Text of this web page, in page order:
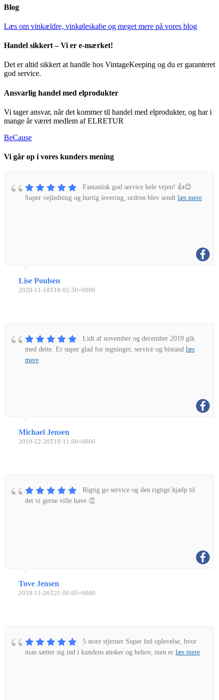
Blog
Læs om vinkældre, vinkøleskabe og meget mere på vores blog
Handel sikkert – Vi er e-mærket!
Det er altid sikkert at handle hos VintageKeeping og du er garanteret
god service.
Ansvarlig handel med elprodukter
Vi tager ansvar, når det kommer til handel med elprodukter, og har i
mange år været medlem af ELRETUR
BeCause
Vi går op i vores kunders mening
Fantastisk god service hele vejen! 👍😊
Super vejledning og hurtig levering, ordren blev sendt læs mere
Lise Poulsen
2020-11-18T18:02:50+0000
Lidt af november og december 2019 gik
med dette. Er super glad for tegninger, service og bistand læs
mere
Michael Jensen
2019-12-20T19:11:00+0000
Rigtig go service og den rigtige hjælp til
det vi gerne ville have 👏
Tove Jensen
2019-11-26T21:00:05+0000
5 store stjerner Super fed oplevelse, hvor
man sætter sig ind i kundens ønsker og behov, men er læs mere